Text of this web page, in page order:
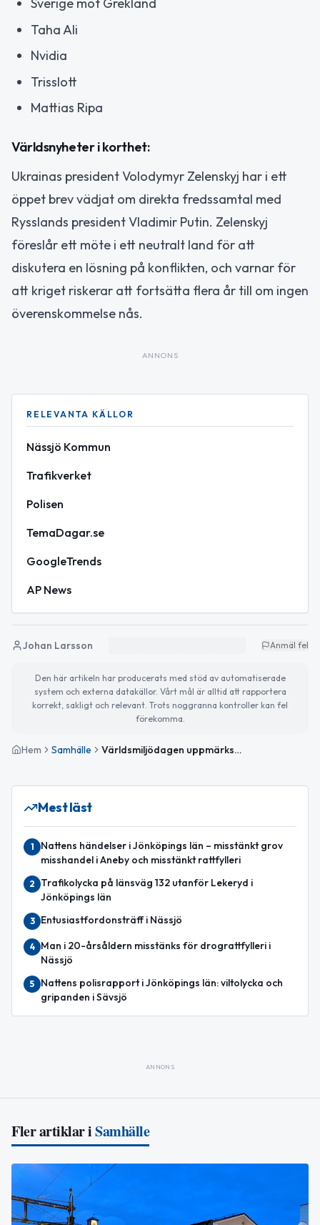
Sverige mot Grekland
Taha Ali
Nvidia
Trisslott
Mattias Ripa
Världsnyheter i korthet:
Ukrainas president Volodymyr Zelenskyj har i ett
öppet brev vädjat om direkta fredssamtal med
Rysslands president Vladimir Putin. Zelenskyj
föreslår ett möte i ett neutralt land för att
diskutera en lösning på konflikten, och varnar för
att kriget riskerar att fortsätta flera år till om ingen
överenskommelse nås.
ANNONS
RELEVANTA KÄLLOR
Nässjö Kommun
Trafikverket
Polisen
TemaDagar.se
GoogleTrends
AP News
Johan Larsson Anmäl fel
Den här artikeln har producerats med stöd av automatiserade
system och externa datakällor. Vårt mål är alltid att rapportera
korrekt, sakligt och relevant. Trots noggranna kontroller kan fel
förekomma.
Hem Samhälle Världsmiljödagen uppmärksammas – Nationaldagsfirande väntar i helgen
Mest läst
1
Nattens händelser i Jönköpings län – misstänkt grov
misshandel i Aneby och misstänkt rattfylleri
2
Trafikolycka på länsväg 132 utanför Lekeryd i
Jönköpings län
3 Entusiastfordonsträff i Nässjö
4
Man i 20-årsåldern misstänks för drograttfylleri i
Nässjö
5
Nattens polisrapport i Jönköpings län: viltolycka och
gripanden i Sävsjö
ANNONS
Fler artiklar iSamhälle